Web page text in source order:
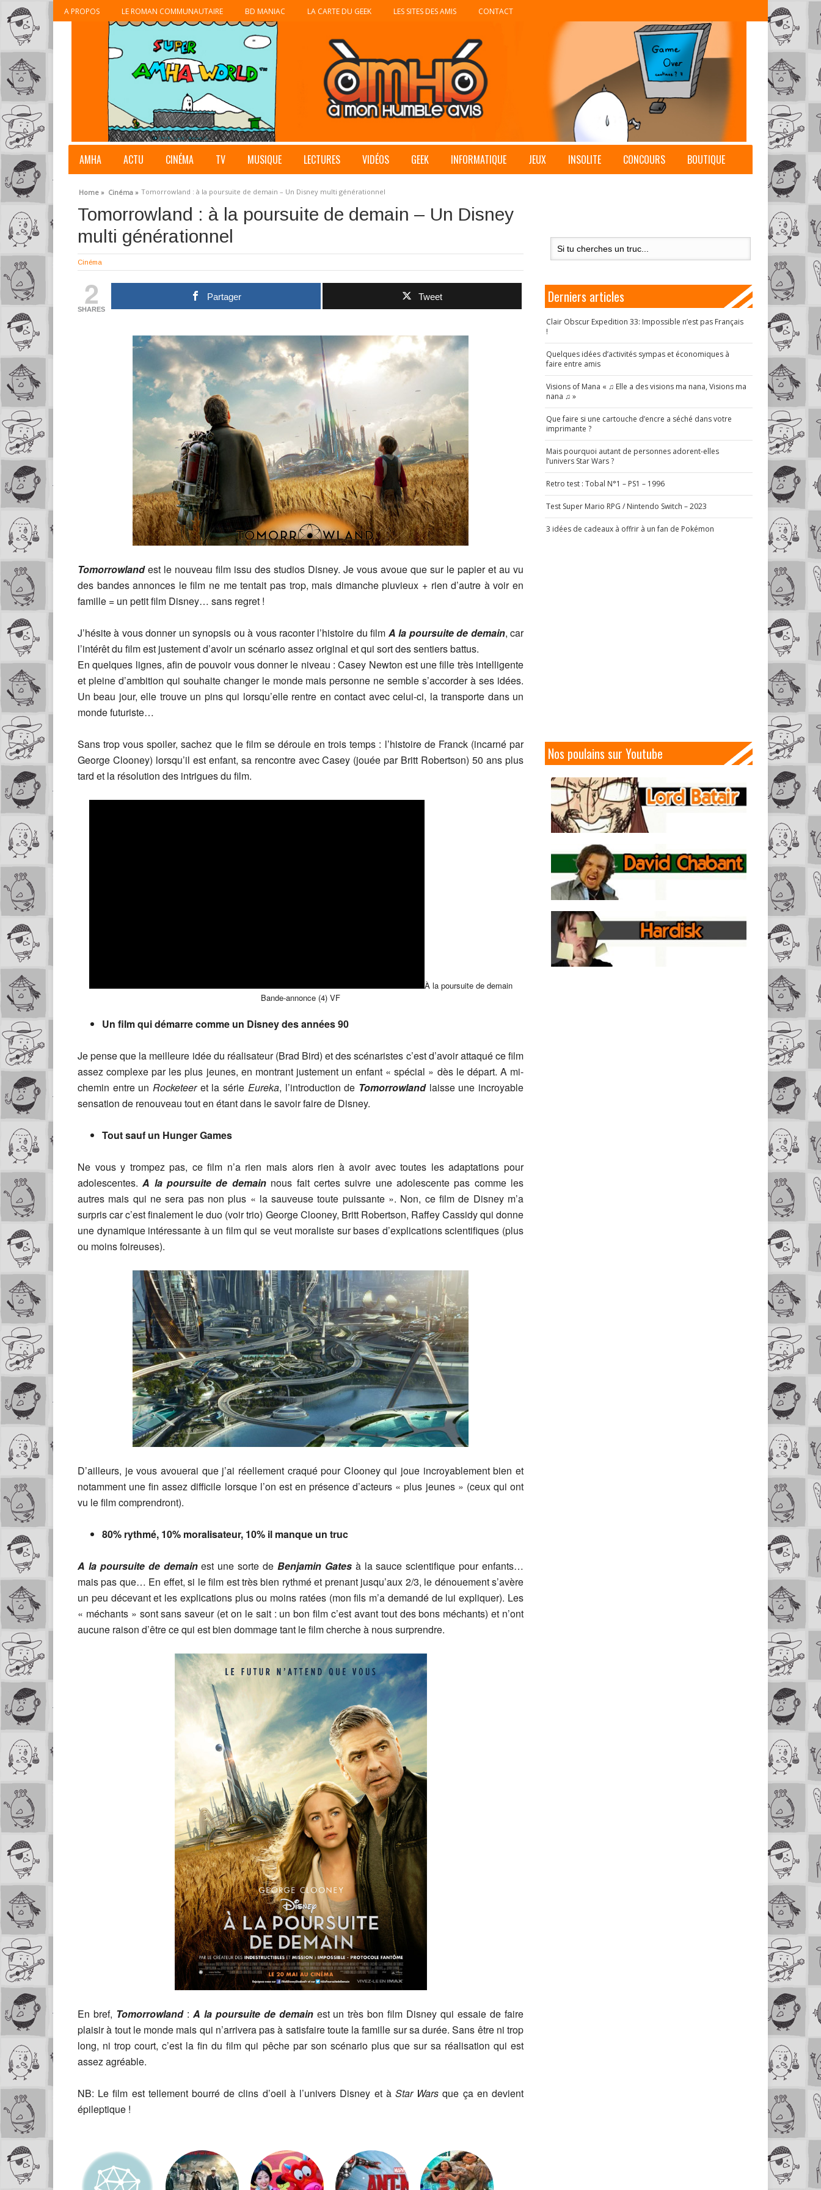
A PROPOS LE ROMAN COMMUNAUTAIRE BD MANIAC LA CARTE DU GEEK LES SITES DES AMIS CONTACT
AMHA ACTU CINÉMA TV MUSIQUE LECTURES VIDÉOS GEEK INFORMATIQUE JEUX INSOLITE CONCOURS BOUTIQUE
Home » Cinéma » Tomorrowland : à la poursuite de demain – Un Disney multi générationnel
Tomorrowland : à la poursuite de demain – Un Disney
multi générationnel
Cinéma
2
SHARES
Partager Tweet
Tomorrowlandest le nouveau film issu des studios Disney. Je vous avoue que sur le papier et au vu
des bandes annonces le film ne me tentait pas trop, mais dimanche pluvieux + rien d’autre à voir en
famille = un petit film Disney… sans regret !
J’hésite à vous donner un synopsis ou à vous raconter l’histoire du film A la poursuite de demain, car
l’intérêt du film est justement d’avoir un scénario assez original et qui sort des sentiers battus.
En quelques lignes, afin de pouvoir vous donner le niveau : Casey Newton est une fille très intelligente
et pleine d’ambition qui souhaite changer le monde mais personne ne semble s’accorder à ses idées.
Un beau jour, elle trouve un pins qui lorsqu’elle rentre en contact avec celui-ci, la transporte dans un
monde futuriste…
Sans trop vous spoiler, sachez que le film se déroule en trois temps : l’histoire de Franck (incarné par
George Clooney) lorsqu’il est enfant, sa rencontre avec Casey (jouée par Britt Robertson) 50 ans plus
tard et la résolution des intrigues du film.
À la poursuite de demain
Bande-annonce (4) VF
Un film qui démarre comme un Disney des années 90
Je pense que la meilleure idée du réalisateur (Brad Bird) et des scénaristes c’est d’avoir attaqué ce film
assez complexe par les plus jeunes, en montrant justement un enfant « spécial » dès le départ. A mi-
chemin entre unRocketeer et la série Eureka, l’introduction de Tomorrowlandlaisse une incroyable
sensation de renouveau tout en étant dans le savoir faire de Disney.
Tout sauf un Hunger Games
Ne vous y trompez pas, ce film n’a rien mais alors rien à avoir avec toutes les adaptations pour
adolescentes.A la poursuite de demain nous fait certes suivre une adolescente pas comme les
autres mais qui ne sera pas non plus « la sauveuse toute puissante ». Non, ce film de Disney m’a
surpris car c’est finalement le duo (voir trio) George Clooney, Britt Robertson, Raffey Cassidy qui donne
une dynamique intéressante à un film qui se veut moraliste sur bases d’explications scientifiques (plus
ou moins foireuses).
D’ailleurs, je vous avouerai que j’ai réellement craqué pour Clooney qui joue incroyablement bien et
notamment une fin assez difficile lorsque l’on est en présence d’acteurs « plus jeunes » (ceux qui ont
vu le film comprendront).
80% rythmé, 10% moralisateur, 10% il manque un truc
A la poursuite de demainest une sorte de Benjamin Gatesà la sauce scientifique pour enfants…
mais pas que… En effet, si le film est très bien rythmé et prenant jusqu’aux 2/3, le dénouement s’avère
un peu décevant et les explications plus ou moins ratées (mon fils m’a demandé de lui expliquer). Les
« méchants » sont sans saveur (et on le sait : un bon film c’est avant tout des bons méchants) et n’ont
aucune raison d’être ce qui est bien dommage tant le film cherche à nous surprendre.
En bref, Tomorrowland : A la poursuite de demain est un très bon film Disney qui essaie de faire
plaisir à tout le monde mais qui n’arrivera pas à satisfaire toute la famille sur sa durée. Sans être ni trop
long, ni trop court, c’est la fin du film qui pêche par son scénario plus que sur sa réalisation qui est
assez agréable.
NB: Le film est tellement bourré de clins d’oeil à l’univers Disney et à Star Wars que ça en devient
épileptique !
Derniers articles
Clair Obscur Expedition 33: Impossible n’est pas Français
!
Quelques idées d’activités sympas et économiques à
faire entre amis
Visions of Mana « ♫ Elle a des visions ma nana, Visions ma
nana ♫ »
Que faire si une cartouche d’encre a séché dans votre
imprimante ?
Mais pourquoi autant de personnes adorent-elles
l’univers Star Wars ?
Retro test : Tobal N°1 – PS1 – 1996
Test Super Mario RPG / Nintendo Switch – 2023
3 idées de cadeaux à offrir à un fan de Pokémon
Nos poulains sur Youtube